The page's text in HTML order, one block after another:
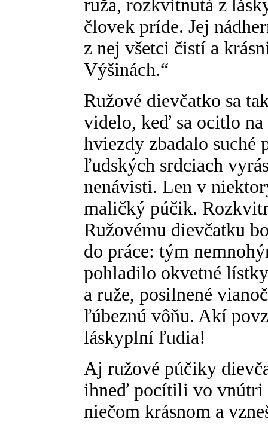
ruža, rozkvitnutá z
človek príde. Jej
z nej všetci čistí a
Výšinách.“
Ružové dievčatko sa
videlo, keď sa ocitlo
hviezdy zbadalo
ľudských srdciach
nenávisti. Len v
maličký púčik.
Ružovému dievčatku
do práce: tým
pohladilo okvetné
a ruže, posilnené
ľúbeznú vôňu. Akí
láskyplní ľudia!
Aj ružové púčiky
ihneď pocítili vo vnútri
niečom krásnom a